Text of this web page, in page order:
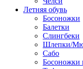
Летняя обувь
Босоножки
Балетки
Слингбеки
Шлепки/
Сабо
Босоножки